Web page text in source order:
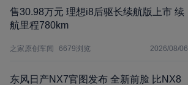
售30.98万元 理想i8后驱长续航版上市 续
航里程780km
之家原创车闻 6679浏览 2026/08/06
东风日产NX7官图发布 全新前脸 比NX8